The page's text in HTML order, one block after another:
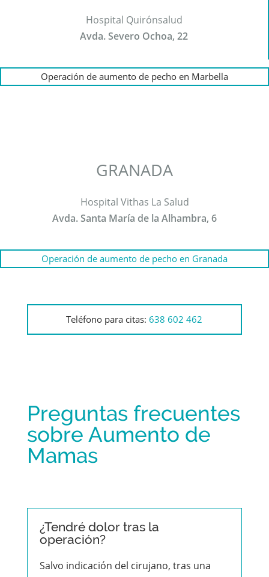
Hospital Quirónsalud
Avda. Severo Ochoa, 22
Operación de aumento de pecho en Marbella
GRANADA
Hospital Vithas La Salud
Avda. Santa María de la Alhambra, 6
Operación de aumento de pecho en Granada
Teléfono para citas:638 602 462
Preguntas frecuentes
sobre Aumento de
Mamas
¿Tendré dolor tras la
operación?
Salvo indicación del cirujano, tras una